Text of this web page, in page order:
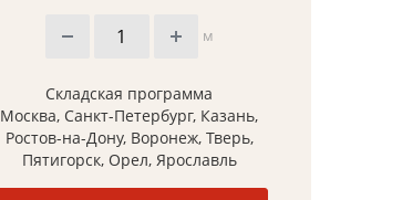
м
Складская программа
Москва, Санкт-Петербург, Казань,
Ростов-на-Дону, Воронеж, Тверь,
Пятигорск, Орел, Ярославль